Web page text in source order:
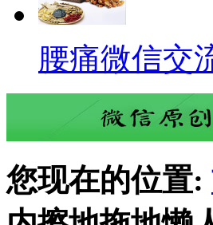
腰痛微信交
您现在的位置: